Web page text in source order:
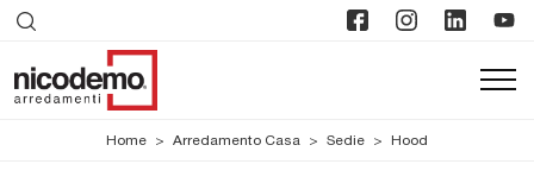
Home > Arredamento Casa > Sedie > Hood